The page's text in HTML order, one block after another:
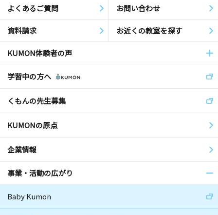
よくあるご質問 お問い合わせ
資料請求 お近くの教室を探す
KUMON体験者の声
学習中の方へ
くもんの先生募集
KUMONの原点
企業情報
事業・活動の広がり
Baby Kumon